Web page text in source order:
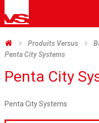
Produits Versus
Penta City Systems
Penta City
Penta City Systems